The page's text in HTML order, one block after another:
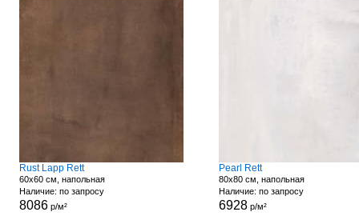
Rust Lapp Rett
60x60 см, напольная
Наличие: по запросу
8086р/м²
Pearl Rett
80x80 см, напольная
Наличие: по запросу
6928р/м²